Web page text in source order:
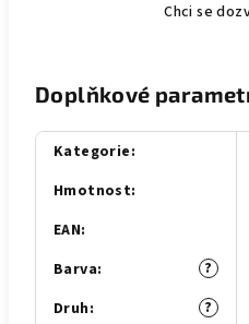
Chci se
Doplňkové
Kategorie:
Hmotnost:
EAN:
?
Barva:
?
Druh: